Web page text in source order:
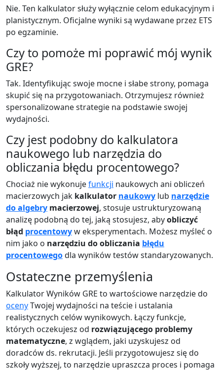
Nie. Ten kalkulator służy wyłącznie celom edukacyjnym i
planistycznym. Oficjalne wyniki są wydawane przez ETS
po egzaminie.
Czy to pomoże mi poprawić mój wynik
GRE?
Tak. Identyfikując swoje mocne i słabe strony, pomaga
skupić się na przygotowaniach. Otrzymujesz również
spersonalizowane strategie na podstawie swojej
wydajności.
Czy jest podobny do kalkulatora
naukowego lub narzędzia do
obliczania błędu procentowego?
Chociaż nie wykonujefunkcji naukowych ani obliczeń
macierzowych jak kalkulator naukowy lub narzędzie
do algebry macierzowej, stosuje ustrukturyzowaną
analizę podobną do tej, jaką stosujesz, abyobliczyć
błąd procentowyw eksperymentach. Możesz myśleć o
nim jako o narzędziu do obliczania błędu
procentowegodla wyników testów standaryzowanych.
Ostateczne przemyślenia
Kalkulator Wyników GRE to wartościowe narzędzie do
ocenyTwojej wydajności na teście i ustalania
realistycznych celów wynikowych. Łączy funkcje,
których oczekujesz od rozwiązującego problemy
matematyczne, z wglądem, jaki uzyskujesz od
doradców ds. rekrutacji. Jeśli przygotowujesz się do
szkoły wyższej, to narzędzie upraszcza proces i pomaga